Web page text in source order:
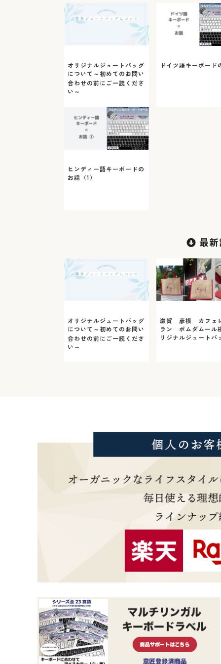
オリジナルジュートバッグ
について～初めてのお問い
合わせの前にご一読くださ
い～
ドイツ語キーボード
ヒンディー語キーボードの
お話（1）
最
オリジナルジュートバッグ
について～初めてのお問い
合わせの前にご一読くださ
い～
滋賀 彦根 カフェ
ラン ポムダムー
リジナルジュートバ